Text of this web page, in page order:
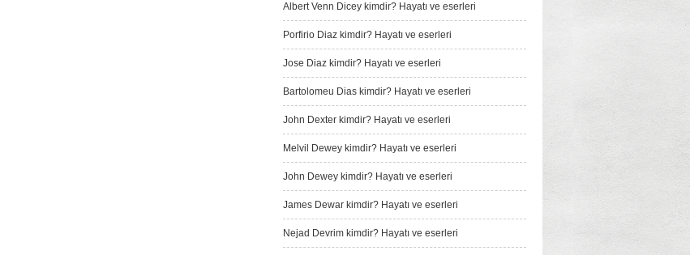
Albert Venn Dicey kimdir? Hayatı ve eserleri
Porfirio Diaz kimdir? Hayatı ve eserleri
Jose Diaz kimdir? Hayatı ve eserleri
Bartolomeu Dias kimdir? Hayatı ve eserleri
John Dexter kimdir? Hayatı ve eserleri
Melvil Dewey kimdir? Hayatı ve eserleri
John Dewey kimdir? Hayatı ve eserleri
James Dewar kimdir? Hayatı ve eserleri
Nejad Devrim kimdir? Hayatı ve eserleri